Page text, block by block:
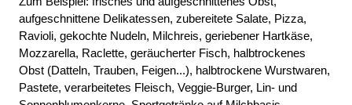
aufgeschnittene Delikatessen, zubereitete Salate, Pizza,
Ravioli, gekochte Nudeln, Milchreis, geriebener Hartkäse,
Mozzarella, Raclette, geräucherter Fisch, halbtrockenes
Obst (Datteln, Trauben, Feigen...), halbtrockene Wurstwaren,
Pastete, verarbeitetes Fleisch, Veggie-Burger, Lin- und